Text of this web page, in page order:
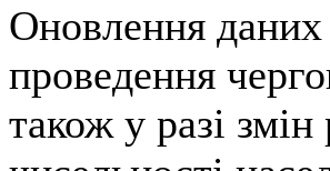
Оновлення даних
проведення
також у разі